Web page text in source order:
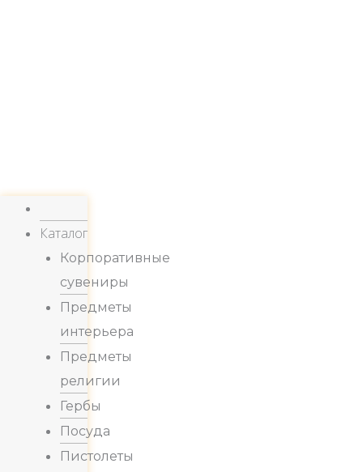
Каталог
Корпоративные
сувениры
Предметы
интерьера
Предметы
религии
Гербы
Посуда
Пистолеты